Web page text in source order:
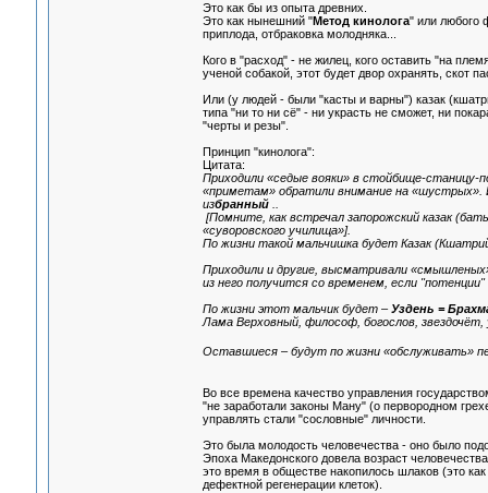
Это как бы из опыта древних.
Это как нынешний "Метод кинолога" или любого
приплода, отбраковка молодняка...
Кого в "расход" - не жилец, кого оставить "на
ученой собакой, этот будет двор охранять, скот
Или (у людей - были "касты и варны") казак
типа "ни то ни сё" - ни украсть не сможет, ни
"черты и резы".
Принцип "кинолога":
Цитата:
Приходили «седые вояки» в стойбище-станицу-
«приметам» обратили внимание на «шустрых».
избранный..
[Помните, как встречал запорожский казак
«суворовского училища»].
По жизни такой мальчишка будет Казак
Приходили и другие, высматривали
из него получится со временем, если "потенции"
По жизни этот мальчик будет – Уздень =
Лама Верховный, философ, богослов, звездочёт,
Оставшиеся – будут по жизни «обслуживать»
Во все времена качество управления
"не заработали законы Ману" (о первородном
управлять стали "сословные" личности.
Это была молодость человечества - оно было
Эпоха Македонского довела возраст
это время в обществе накопилось шлаков (это
дефектной регенерации клеток).